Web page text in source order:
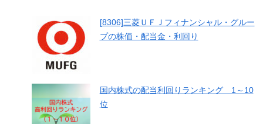
[8306]三菱ＵＦＪフィナンシャル・グルー
プの株価・配当金・利回り
国内株式の配当利回りランキング 1～10
位